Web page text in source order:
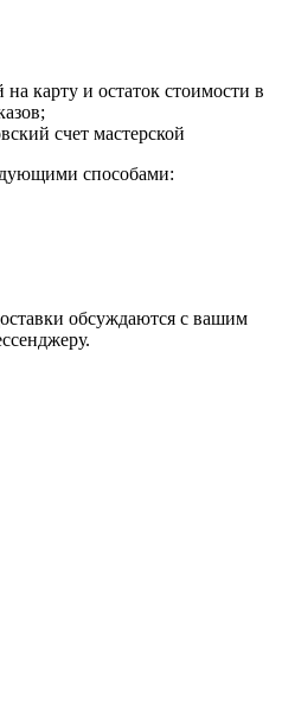
карту и остаток стоимости в
счет мастерской
способами:
обсуждаются с вашим